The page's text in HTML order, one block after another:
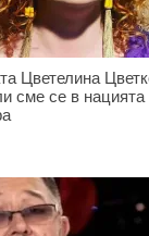
Цветелина
сме се в